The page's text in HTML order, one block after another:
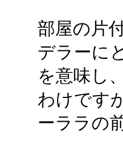
部屋の片
デラーに
を意味し
わけです
ーララの